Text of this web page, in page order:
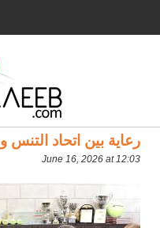
رعاية بين اتحاد التنس و Sports Experts
June 16, 2026 at 12:03